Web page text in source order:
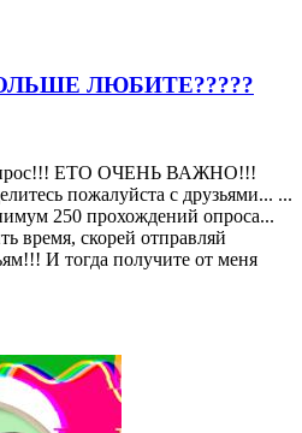
ЛЮБИТЕ?????
ЕТО ОЧЕНЬ ВАЖНО!!!
пожалуйста с друзьями... ...
250 прохождений опроса...
время, скорей отправляй
И тогда получите от меня